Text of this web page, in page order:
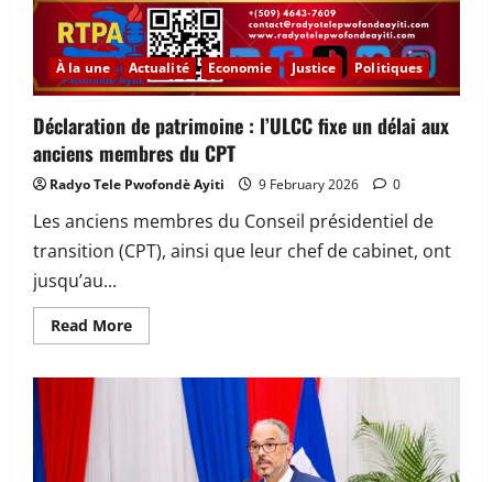
À la une Actualité Economie Justice Politiques
Déclaration de patrimoine : l’ULCC fixe un délai aux
anciens membres du CPT
Radyo Tele Pwofondè Ayiti 9 February 2026 0
Les anciens membres du Conseil présidentiel de
transition (CPT), ainsi que leur chef de cabinet, ont
jusqu’au...
Read MoreRead
more
patrimoine